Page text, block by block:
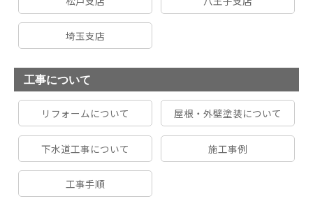
埼玉支店
工事について
リフォームについて 屋根・外壁塗装について
下水道工事について 施工事例
工事手順